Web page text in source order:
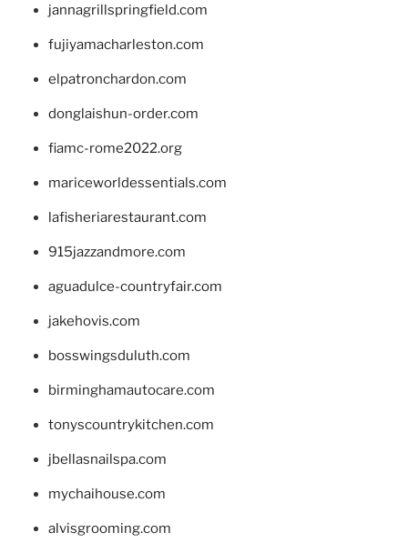
jannagrillspringfield.com
fujiyamacharleston.com
elpatronchardon.com
donglaishun-order.com
fiamc-rome2022.org
mariceworldessentials.com
lafisheriarestaurant.com
915jazzandmore.com
aguadulce-countryfair.com
jakehovis.com
bosswingsduluth.com
birminghamautocare.com
tonyscountrykitchen.com
jbellasnailspa.com
mychaihouse.com
alvisgrooming.com